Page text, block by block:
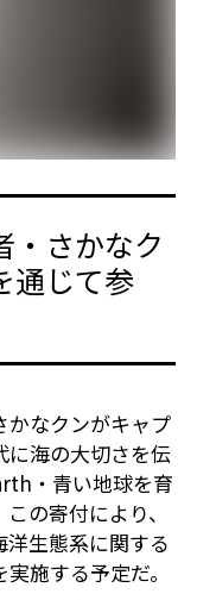
・さかなク
通じて参
かなクンがキャプ
に海の大切さを伝
・青い地球を育
の寄付により、
生態系に関する
施する予定だ。